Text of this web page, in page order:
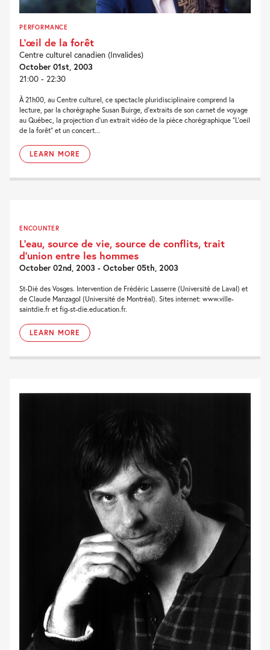
PERFORMANCE
L’œil de la forêt
Centre culturel canadien (Invalides)
October 01st, 2003
21:00 - 22:30
À 21h00, au Centre culturel, ce spectacle pluridisciplinaire comprend la
lecture, par la chorégraphe Susan Buirge, d’extraits de son carnet de voyage
au Québec, la projection d’un extrait vidéo de la pièce chorégraphique “L’oeil
de la forêt” et un concert...
LEARN MORE
ENCOUNTER
L’eau, source de vie, source de conflits, trait
d’union entre les hommes
October 02nd, 2003 - October 05th, 2003
St-Dié des Vosges. Intervention de Frédéric Lasserre (Université de Laval) et
de Claude Manzagol (Université de Montréal). Sites internet: www.ville-
saintdie.fr et fig-st-die.education.fr.
LEARN MORE